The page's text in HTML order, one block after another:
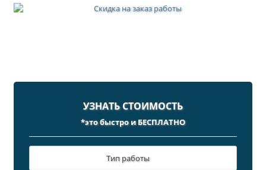
УЗНАТЬ СТОИМОСТЬ
*это быстро и БЕСПЛАТНО
Тип работы